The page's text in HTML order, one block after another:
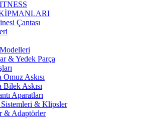
Çantası
& Yedek Parça
Omuz Askısı
Bilek Askısı
Aparatları
Sistemleri & Klipsler
& Adaptörler